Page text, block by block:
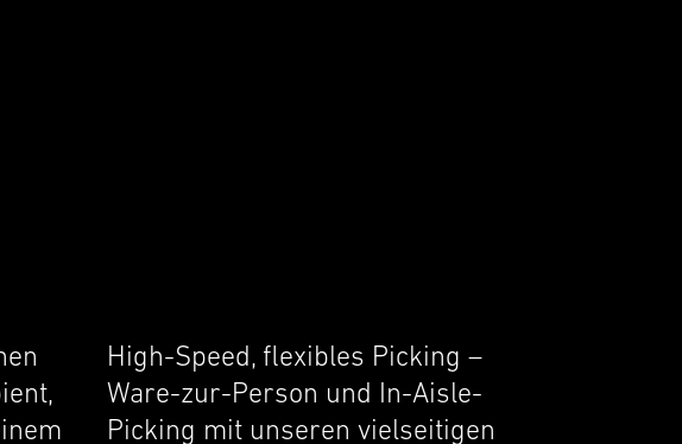
High-Speed, flexi­bles Picking –
Ware-zur-Person und In-Aisle-
Picking mit unseren vielseit­i­gen